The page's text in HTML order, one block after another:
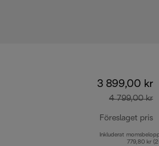
3 899,00 kr
4 799,00 kr
Föreslaget pris
Inkluderat
779,80 kr